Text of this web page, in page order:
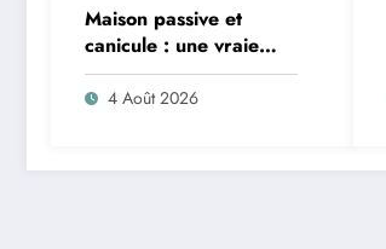
Maison passive et
canicule : une vraie
solution contre la
chaleur ?
4 Août 2026